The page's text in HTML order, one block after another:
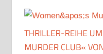
THRILLER-REIHE
MURDER CLUB«